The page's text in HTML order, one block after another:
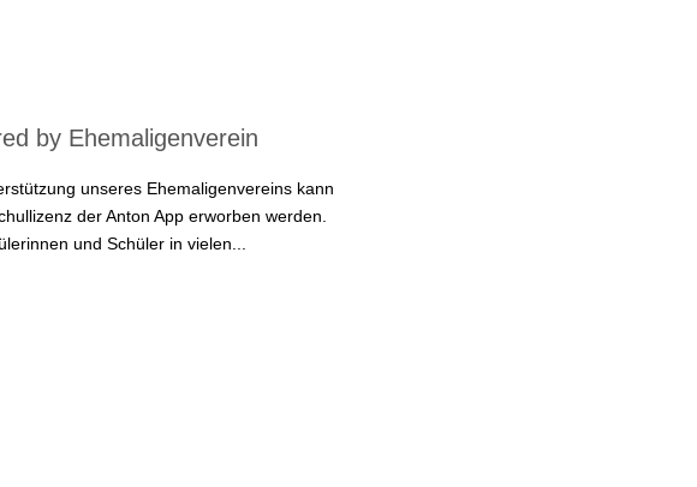
by Ehemaligenverein
unseres Ehemaligenvereins kann
der Anton App erworben werden.
und Schüler in vielen...